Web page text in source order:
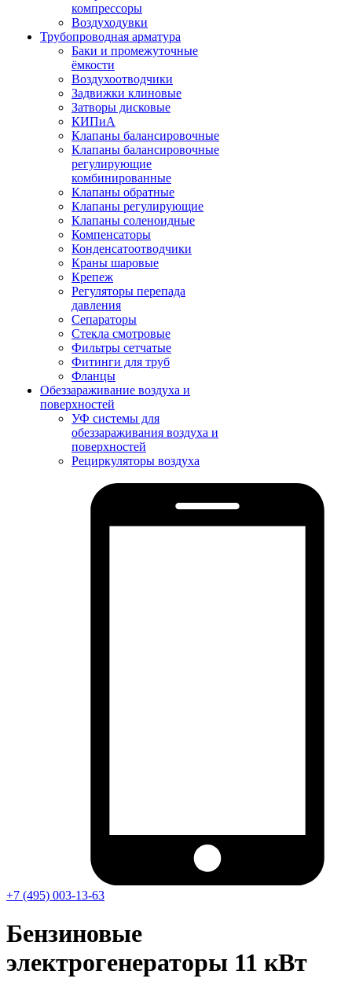
компрессоры
Воздуходувки
Трубопроводная арматура
Баки и промежуточные
ёмкости
Воздухоотводчики
Задвижки клиновые
Затворы дисковые
КИПиА
Клапаны балансировочные
Клапаны балансировочные
регулирующие
комбинированные
Клапаны обратные
Клапаны регулирующие
Клапаны соленоидные
Компенсаторы
Конденсатоотводчики
Краны шаровые
Крепеж
Регуляторы перепада
давления
Сепараторы
Стекла смотровые
Фильтры сетчатые
Фитинги для труб
Фланцы
Обеззараживание воздуха и
поверхностей
УФ системы для
обеззараживания воздуха и
поверхностей
Рециркуляторы воздуха
+7 (495) 003-13-63
Бензиновые
электрогенераторы 11 кВт